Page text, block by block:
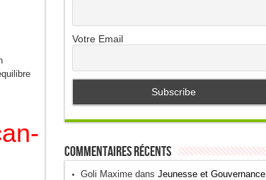
Votre Email
Commentaires récents
Goli Maximedans Jeunesse et Gouvernance